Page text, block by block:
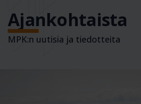
Ajankohtaista
MPK:n uutisia ja tiedotteita